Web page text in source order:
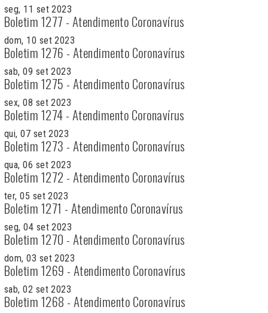
seg, 11 set 2023
Boletim 1277 - Atendimento Coronavírus
dom, 10 set 2023
Boletim 1276 - Atendimento Coronavírus
sab, 09 set 2023
Boletim 1275 - Atendimento Coronavírus
sex, 08 set 2023
Boletim 1274 - Atendimento Coronavírus
qui, 07 set 2023
Boletim 1273 - Atendimento Coronavírus
qua, 06 set 2023
Boletim 1272 - Atendimento Coronavírus
ter, 05 set 2023
Boletim 1271 - Atendimento Coronavírus
seg, 04 set 2023
Boletim 1270 - Atendimento Coronavírus
dom, 03 set 2023
Boletim 1269 - Atendimento Coronavírus
sab, 02 set 2023
Boletim 1268 - Atendimento Coronavírus